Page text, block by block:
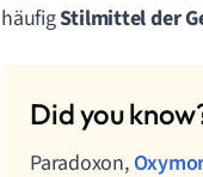
häufigStilmittel der
Paradoxon,